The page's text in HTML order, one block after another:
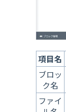
項目名
ブロッ
ク名
ファイ